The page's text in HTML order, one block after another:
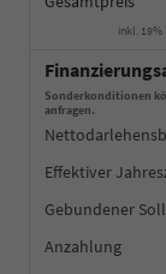
inkl. 19%
Sonderkonditionen
anfragen.
Effektiver
Gebundener
Anzahlung